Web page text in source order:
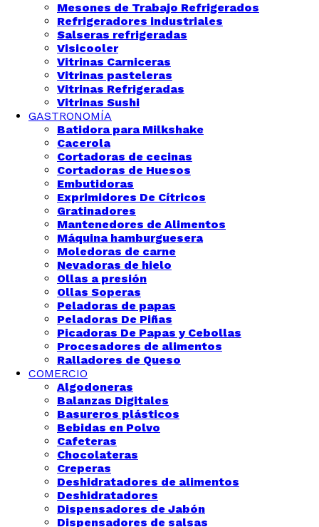
Mesones de Trabajo Refrigerados
Refrigeradores industriales
Salseras refrigeradas
Visicooler
Vitrinas Carniceras
Vitrinas pasteleras
Vitrinas Refrigeradas
Vitrinas Sushi
GASTRONOMÍA
Batidora para Milkshake
Cacerola
Cortadoras de cecinas
Cortadoras de Huesos
Embutidoras
Exprimidores De Cítricos
Gratinadores
Mantenedores de Alimentos
Máquina hamburguesera
Moledoras de carne
Nevadoras de hielo
Ollas a presión
Ollas Soperas
Peladoras de papas
Peladoras De Piñas
Picadoras De Papas y Cebollas
Procesadores de alimentos
Ralladores de Queso
COMERCIO
Algodoneras
Balanzas Digitales
Basureros plásticos
Bebidas en Polvo
Cafeteras
Chocolateras
Creperas
Deshidratadores de alimentos
Deshidratadores
Dispensadores de Jabón
Dispensadores de salsas